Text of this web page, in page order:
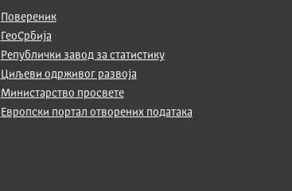
Повереник
ГеоСрбија
Републички завод за статистику
Циљеви одрживог развоја
Министарство просвете
Европски портал отворених података